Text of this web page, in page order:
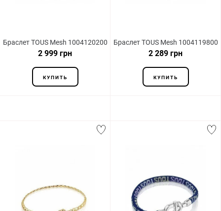
Браслет TOUS Mesh 1004120200
2 999 грн
КУПИТЬ
Браслет TOUS Mesh 1004119800
2 289 грн
КУПИТЬ